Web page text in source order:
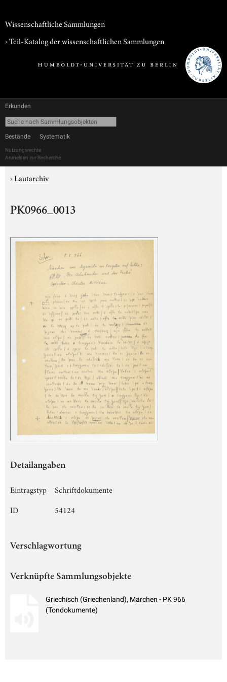
Wissenschaftliche Sammlungen
› Teil-Katalog der wissenschaftlichen Sammlungen
Erkunden
Bestände Systematik
Nutzungsrechte
Anmelden zur Recherche
›Lautarchiv
PK0966_0013
Detailangaben
Eintragstyp
Schriftdokumente
ID
54124
Verschlagwortung
Verknüpfte Sammlungsobjekte
Griechisch (Griechenland), Märchen - PK 966
(Tondokumente)